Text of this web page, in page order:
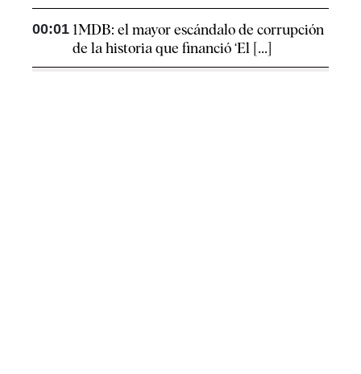
00:01 1MDB: el mayor escándalo de corrupción
de la historia que financió ‘El [...]